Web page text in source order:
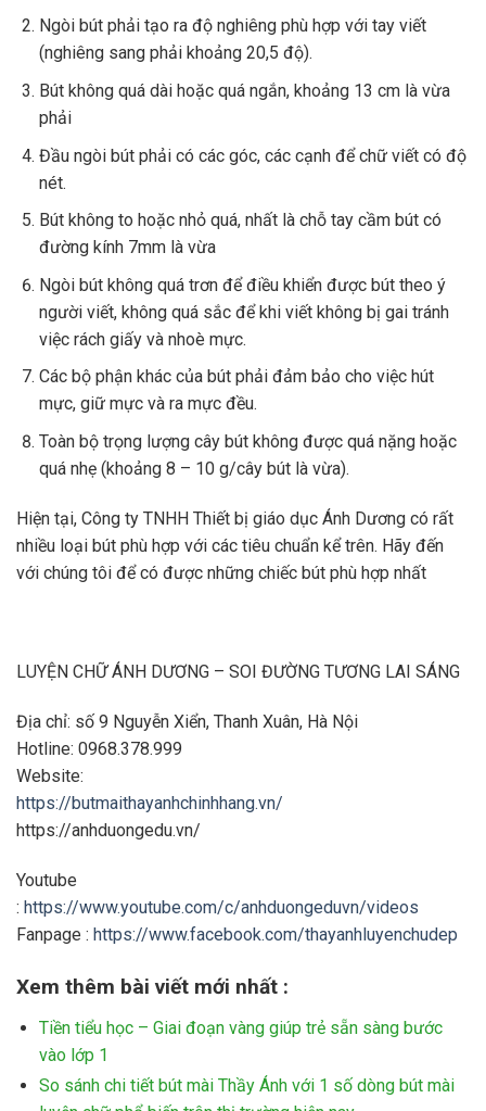
Ngòi bút phải tạo ra độ nghiêng phù hợp với tay viết
(nghiêng sang phải khoảng 20,5 độ).
Bút không quá dài hoặc quá ngắn, khoảng 13 cm là vừa
phải
Đầu ngòi bút phải có các góc, các cạnh để chữ viết có độ
nét.
Bút không to hoặc nhỏ quá, nhất là chỗ tay cầm bút có
đường kính 7mm là vừa
Ngòi bút không quá trơn để điều khiển được bút theo ý
người viết, không quá sắc để khi viết không bị gai tránh
việc rách giấy và nhoè mực.
Các bộ phận khác của bút phải đảm bảo cho việc hút
mực, giữ mực và ra mực đều.
Toàn bộ trọng lượng cây bút không được quá nặng hoặc
quá nhẹ (khoảng 8 – 10 g/cây bút là vừa).
Hiện tại, Công ty TNHH Thiết bị giáo dục Ánh Dương có rất
nhiều loại bút phù hợp với các tiêu chuẩn kể trên. Hãy đến
với chúng tôi để có được những chiếc bút phù hợp nhất
LUYỆN CHỮ ÁNH DƯƠNG – SOI ĐƯỜNG TƯƠNG LAI SÁNG
Địa chỉ: số 9 Nguyễn Xiển, Thanh Xuân, Hà Nội
Hotline: 0968.378.999
Website:
https://butmaithayanhchinhhang.vn/
https://anhduongedu.vn/
Youtube
: https://www.youtube.com/c/anhduongeduvn/videos
Fanpage : https://www.facebook.com/thayanhluyenchudep
Xem thêm bài viết mới nhất :
Tiền tiểu học – Giai đoạn vàng giúp trẻ sẵn sàng bước
vào lớp 1
So sánh chi tiết bút mài Thầy Ánh với 1 số dòng bút mài